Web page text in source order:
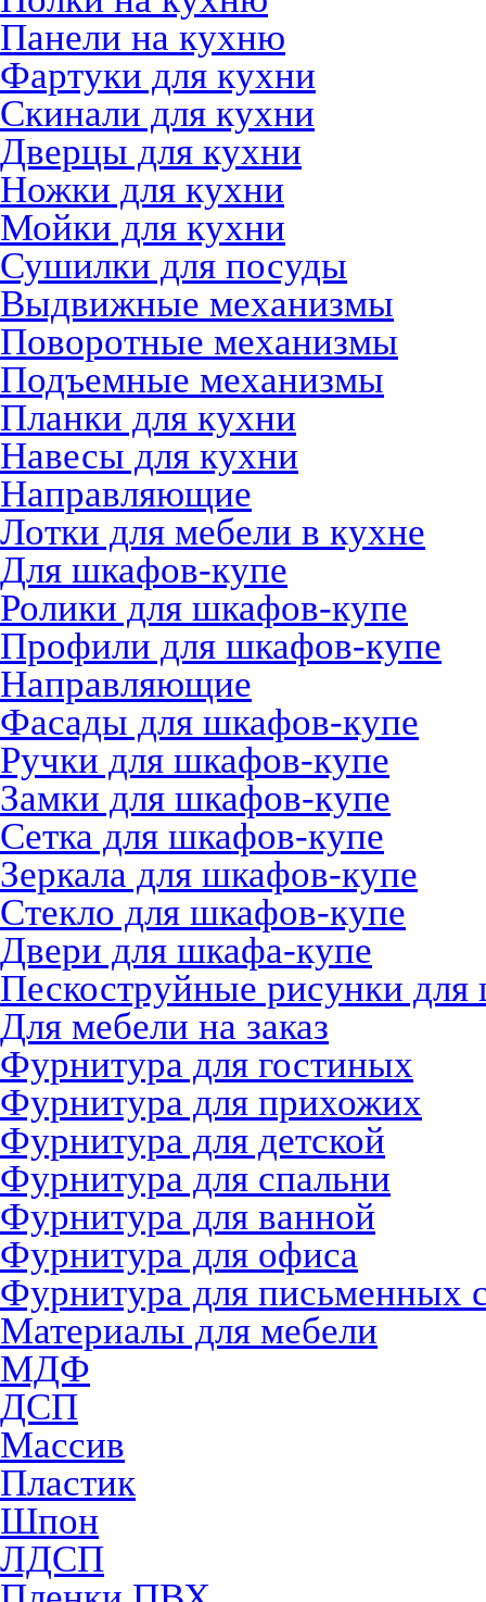
Панели на кухню
Фартуки для кухни
Скинали для кухни
Дверцы для кухни
Ножки для кухни
Мойки для кухни
Сушилки для посуды
Выдвижные механизмы
Поворотные механизмы
Подъемные механизмы
Планки для кухни
Навесы для кухни
Направляющие
Лотки для мебели в кухне
Для шкафов-купе
Ролики для шкафов-купе
Профили для шкафов-купе
Направляющие
Фасады для шкафов-купе
Ручки для шкафов-купе
Замки для шкафов-купе
Сетка для шкафов-купе
Зеркала для шкафов-купе
Стекло для шкафов-купе
Двери для шкафа-купе
Пескоструйные рисунки
Для мебели на заказ
Фурнитура для гостиных
Фурнитура для прихожих
Фурнитура для детской
Фурнитура для спальни
Фурнитура для ванной
Фурнитура для офиса
Фурнитура для письменных
Материалы для мебели
МДФ
ДСП
Массив
Пластик
Шпон
ЛДСП